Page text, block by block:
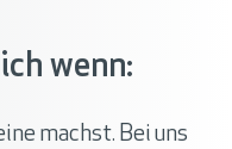
wenn:
machst. Bei uns